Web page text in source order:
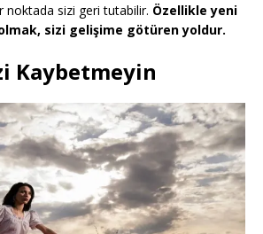
noktada sizi geri tutabilir. Özellikle yeni
sizi gelişime götüren yoldur.
Kaybetmeyin